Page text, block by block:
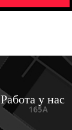
Работа у нас